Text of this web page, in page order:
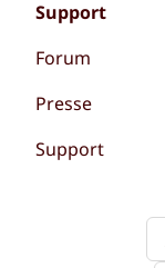
Support
Forum
Presse
Support